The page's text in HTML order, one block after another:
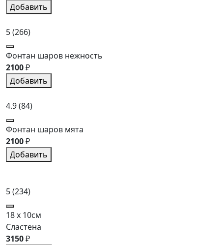
Добавить
5(266)
Фонтан шаров нежность
2100₽
Добавить
4.9(84)
Фонтан шаров мята
2100₽
Добавить
5(234)
18 x 10см
Сластена
3150₽